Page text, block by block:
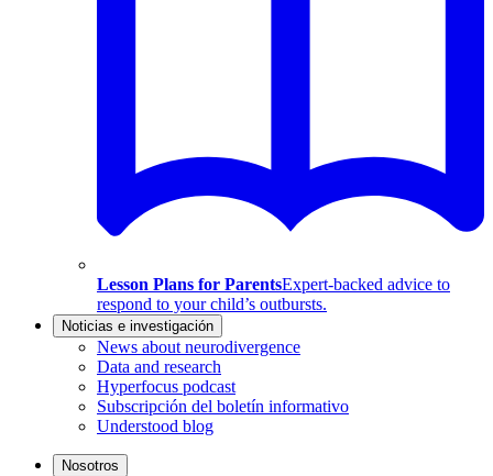
Lesson Plans for ParentsExpert-backed advice to
respond to your child’s outbursts.
Noticias e investigación
News about neurodivergence
Data and research
Hyperfocus podcast
Subscripción del boletín informativo
Understood blog
Nosotros